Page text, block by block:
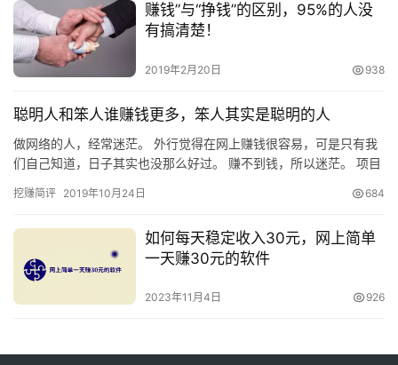
赚钱”与“挣钱”的区别，95%的人没
有搞清楚！
2019年2月20日 938
聪明人和笨人谁赚钱更多，笨人其实是聪明的人
做网络的人，经常迷茫。 外行觉得在网上赚钱很容易，可是只有我
们自己知道，日子其实也没那么好过。 赚不到钱，所以迷茫。 项目
挖赚简评 2019年10月24日 684
如何每天稳定收入30元，网上简单
一天赚30元的软件
2023年11月4日 926